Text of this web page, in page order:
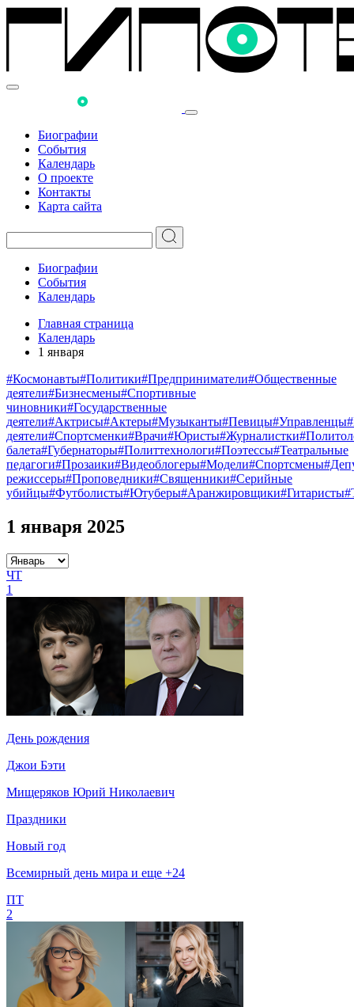
Биографии
События
Календарь
О проекте
Контакты
Карта сайта
Биографии
События
Календарь
Главная страница
Календарь
1 января
#Космонавты#Политики#Предприниматели#Общественные
деятели#Бизнесмены#Спортивные
чиновники#Государственные
деятели#Актрисы#Актеры#Музыканты#Певицы#Управленцы
деятели#Спортсменки#Врачи#Юристы#Журналистки
балета#Губернаторы#Политтехнологи#Поэтессы#Театральные
педагоги#Прозаики#Видеоблогеры#Модели#Спортсмены
режиссеры#Проповедники#Священники#Серийные
убийцы#Футболисты#Ютуберы#Аранжировщики#Гитаристы
1 января 2025
ЧТ
1
День рождения
Джои Бэти
Мищеряков Юрий Николаевич
Праздники
Новый год
Всемирный день мира и еще +24
ПТ
2